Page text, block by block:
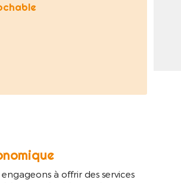
à offrir des services